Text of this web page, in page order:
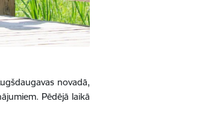
novadā,
Pēdējā laikā